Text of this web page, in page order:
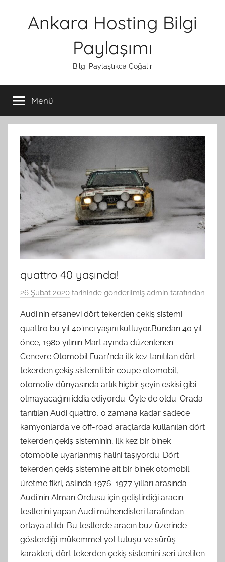
Ankara Hosting Bilgi
Paylaşımı
Bilgi Paylaştıkca Çoğalır
Menü
quattro 40 yaşında!
26 Şubat 2020 tarihinde gönderilmiş admin tarafından
Audi'nin efsanevi dört tekerden çekiş sistemi
quattro bu yıl 40'ıncı yaşını kutluyor.Bundan 40 yıl
önce, 1980 yılının Mart ayında düzenlenen
Cenevre Otomobil Fuarı'nda ilk kez tanıtılan dört
tekerden çekiş sistemli bir coupe otomobil,
otomotiv dünyasında artık hiçbir şeyin eskisi gibi
olmayacağını iddia ediyordu. Öyle de oldu. Orada
tanıtılan Audi quattro, o zamana kadar sadece
kamyonlarda ve off-road araçlarda kullanılan dört
tekerden çekiş sisteminin, ilk kez bir binek
otomobile uyarlanmış halini taşıyordu. Dört
tekerden çekiş sistemine ait bir binek otomobil
üretme fikri, aslında 1976-1977 yılları arasında
Audi'nin Alman Ordusu için geliştirdiği aracın
testlerini yapan Audi mühendisleri tarafından
ortaya atıldı. Bu testlerde aracın buz üzerinde
gösterdiği mükemmel yol tutuşu ve sürüş
karakteri, dört tekerden çekiş sistemini seri üretilen